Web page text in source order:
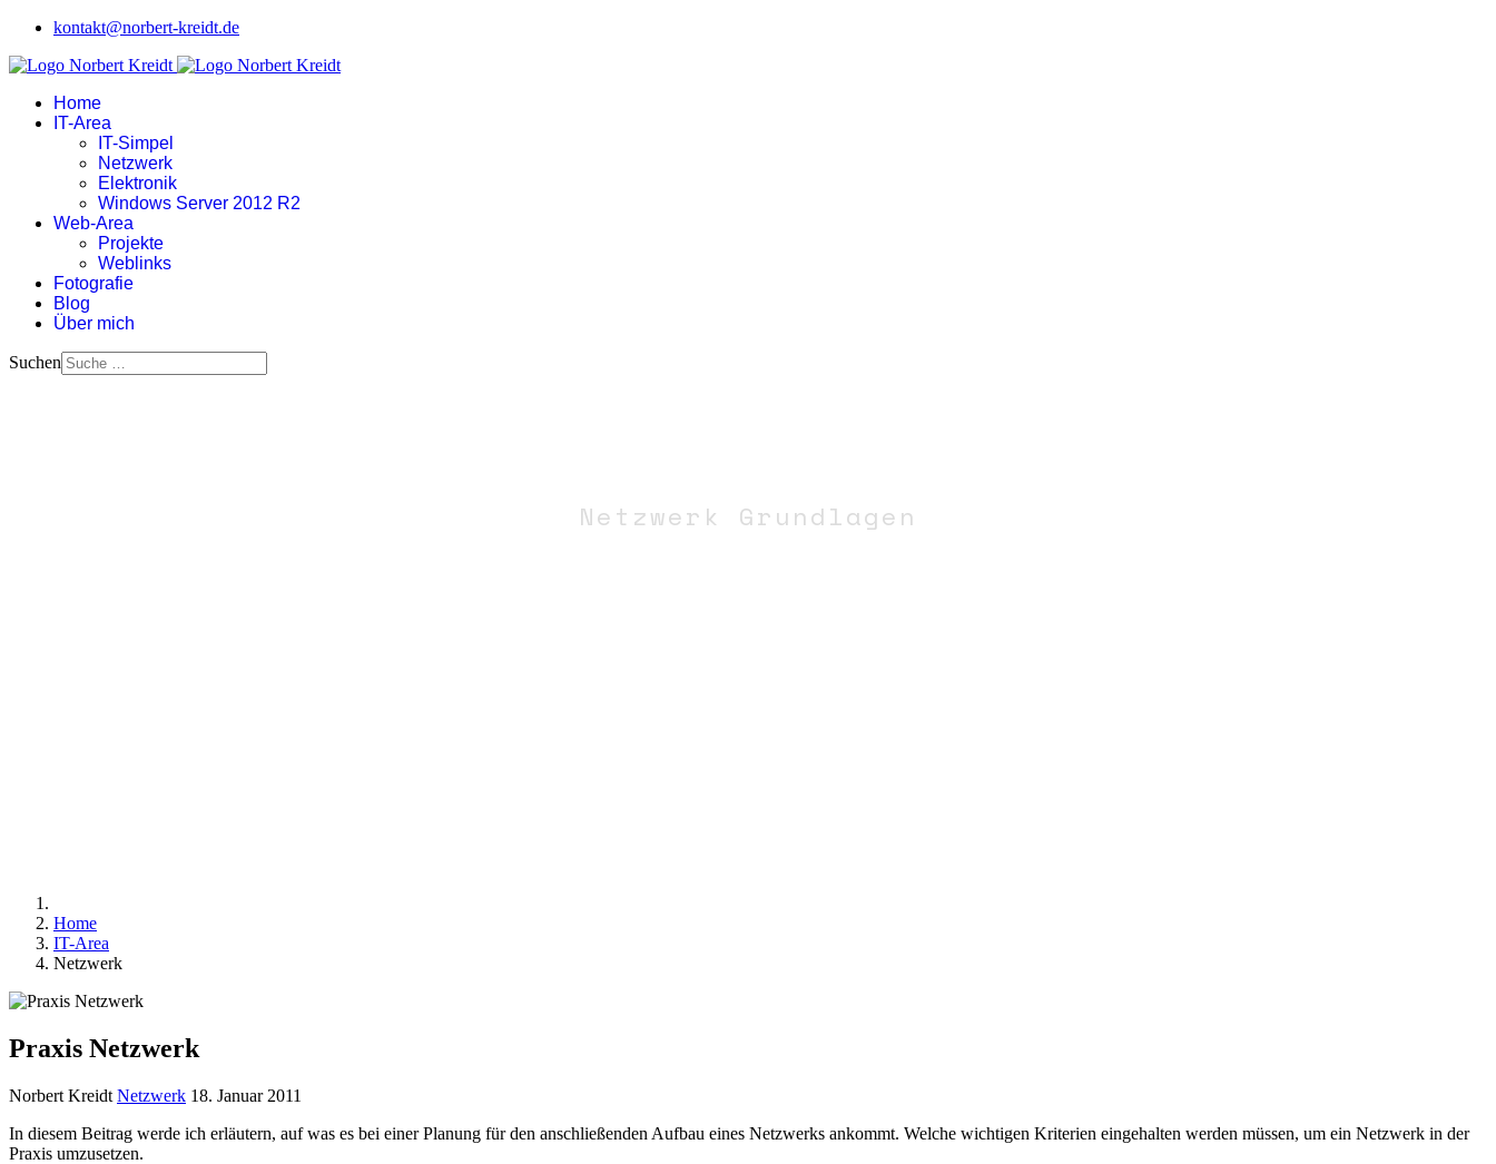
kontakt@norbert-kreidt.de
Home
IT-Area
IT-Simpel
Netzwerk
Elektronik
Windows Server 2012 R2
Web-Area
Projekte
Weblinks
Fotografie
Blog
Über mich
Suchen
Netzwerk Grundlagen
Home
IT-Area
Netzwerk
Praxis Netzwerk
Norbert Kreidt Netzwerk 18. Januar 2011
In diesem Beitrag werde ich erläutern, auf was es bei einer Planung für den anschließenden Aufbau eines Netzwerks ankommt. Welche wichtigen Kriterien eingehalten werden müssen, um ein Netzwerk in der
Praxis umzusetzen.